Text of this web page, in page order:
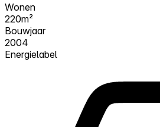
Wonen
220m²
Bouwjaar
2004
Energielabel